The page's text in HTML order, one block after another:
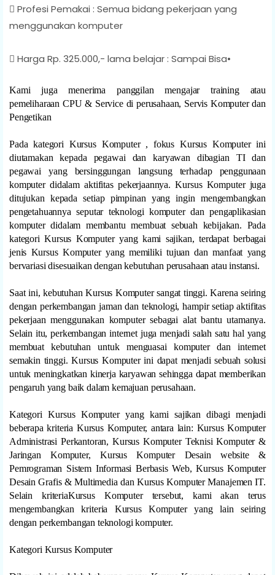
 Profesi Pemakai : Semua bidang pekerjaan yang
menggunakan komputer
 Harga Rp. 325.000,- lama belajar : Sampai Bisa•
Kami juga menerima panggilan mengajar training atau
pemeliharaan CPU & Service di perusahaan, Servis Komputer dan
Pengetikan
Pada kategori Kursus Komputer , fokus Kursus Komputer ini
diutamakan kepada pegawai dan karyawan dibagian TI dan
pegawai yang bersinggungan langsung terhadap penggunaan
komputer didalam aktifitas pekerjaannya. Kursus Komputer juga
ditujukan kepada setiap pimpinan yang ingin mengembangkan
pengetahuannya seputar teknologi komputer dan pengaplikasian
komputer didalam membantu membuat sebuah kebijakan. Pada
kategori Kursus Komputer yang kami sajikan, terdapat berbagai
jenis Kursus Komputer yang memiliki tujuan dan manfaat yang
bervariasi disesuaikan dengan kebutuhan perusahaan atau instansi.
Saat ini, kebutuhan Kursus Komputer sangat tinggi. Karena seiring
dengan perkembangan jaman dan teknologi, hampir setiap aktifitas
pekerjaan menggunakan komputer sebagai alat bantu utamanya.
Selain itu, perkembangan internet juga menjadi salah satu hal yang
membuat kebutuhan untuk menguasai komputer dan internet
semakin tinggi. Kursus Komputer ini dapat menjadi sebuah solusi
untuk meningkatkan kinerja karyawan sehingga dapat memberikan
pengaruh yang baik dalam kemajuan perusahaan.
Kategori Kursus Komputer yang kami sajikan dibagi menjadi
beberapa kriteria Kursus Komputer, antara lain: Kursus Komputer
Administrasi Perkantoran, Kursus Komputer Teknisi Komputer &
Jaringan Komputer, Kursus Komputer Desain website &
Pemrograman Sistem Informasi Berbasis Web, Kursus Komputer
Desain Grafis & Multimedia dan Kursus Komputer Manajemen IT.
Selain kriteriaKursus Komputer tersebut, kami akan terus
mengembangkan kriteria Kursus Komputer yang lain seiring
dengan perkembangan teknologi komputer.
Kategori Kursus Komputer